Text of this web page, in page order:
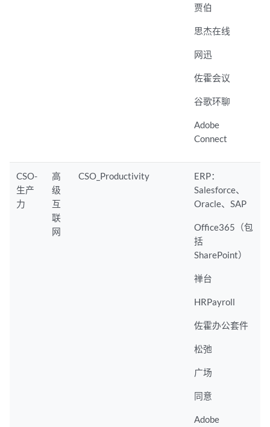
贾伯
思杰在线
网迅
佐霍会议
谷歌环聊
Adobe
Connect
CSO-
生产
力
高
级
互
联
网
CSO_Productivity
ERP：
Salesforce、
Oracle、SAP
Office365（包
括
SharePoint）
禅台
HRPayroll
佐霍办公套件
松弛
广场
同意
Adobe